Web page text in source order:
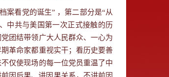
案看党的诞生” ，第二部分是“从
中共与美国第一次正式接触的历
团结带领广大人民群众、一心为
革命家都重视实干；看历史要善
仅使现场的每一位党员重温了中